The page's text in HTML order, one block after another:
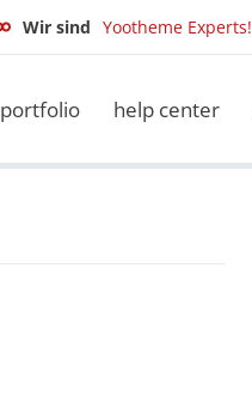
Wir sind Yootheme Experts!
portfolio help center